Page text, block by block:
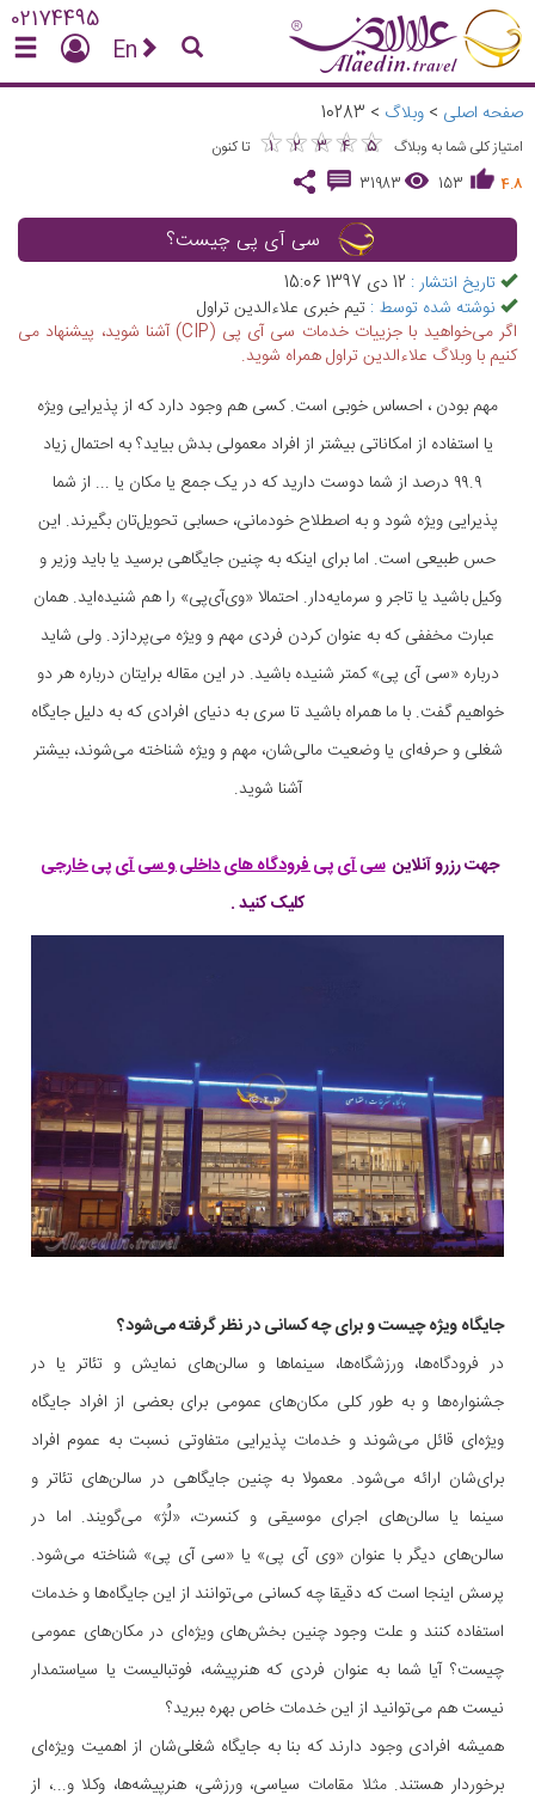
02174495
En
صفحه اصلی > وبلاگ >
10283
امتیاز کلی شما به وبلاگ ★
1 ★
2 ★
3 ★
4 ★
5
★★★★★
تا کنون
4.8
153
31983
سی آی پی چیست؟
تاریخ انتشار : 12 دی 1397 15:06
نوشته شده توسط : تیم خبری علاءالدین تراول
اگر می‌خواهید با جزییات خدمات سی آی پی (CIP) آشنا شوید، پیشنهاد می
کنیم با وبلاگ علاءالدین تراول همراه شوید.
مهم بودن ، احساس خوبی است. کسی هم وجود دارد که از پذیرایی ویژه
یا استفاده از امکاناتی بیشتر از افراد معمولی بدش بیاید؟ به احتمال زیاد
۹۹.۹ درصد از شما دوست دارید که در یک جمع یا مکان یا ... از شما
پذیرایی ویژه شود و به اصطلاح خودمانی، حسابی تحویل‌تان بگیرند. این
حس طبیعی است. اما برای اینکه به چنین جایگاهی برسید یا باید وزیر و
وکیل باشید یا تاجر و سرمایه‌دار. احتمالا «وی‌آی‌پی» را هم شنیده‌اید. همان
عبارت مخففی که به عنوان کردن فردی مهم و ویژه می‌پردازد. ولی شاید
درباره «سی آی پی» کمتر شنیده باشید. در این مقاله برایتان درباره هر دو
خواهیم گفت. با ما همراه باشید تا سری به دنیای افرادی که به دلیل جایگاه
شغلی و حرفه‌ای یا وضعیت مالی‌شان، مهم و ویژه شناخته می‌شوند، بیشتر
آشنا شوید.
جهت رزرو آنلاینسی آی پی فرودگاه های داخلی و سی آی پی خارجی
کلیک کنید .
جایگاه ویژه چیست و برای چه کسانی در نظر گرفته می‌شود؟
در فرودگاه‌ها، ورزشگاه‌ها، سینماها و سالن‌های نمایش و تئاتر یا در
جشنواره‌ها و به طور کلی مکان‌های عمومی برای بعضی از افراد جایگاه
ویژه‌ای قائل می‌شوند و خدمات پذیرایی متفاوتی نسبت به عموم افراد
برای‌شان ارائه می‌شود. معمولا به چنین جایگاهی در سالن‌های تئاتر و
سینما یا سالن‌های اجرای موسیقی و کنسرت، «لُژ» می‌گویند. اما در
سالن‌های دیگر با عنوان «وی آی پی» یا «سی آی پی» شناخته می‌شود.
پرسش اینجا است که دقیقا چه کسانی می‌توانند از این جایگاه‌ها و خدمات
استفاده کنند و علت وجود چنین بخش‌های ویژ‌ه‌ای در مکان‌های عمومی
چیست؟ آیا شما به عنوان فردی که هنرپیشه، فوتبالیست یا سیاستمدار
نیست هم می‌توانید از این خدمات خاص بهره ببرید؟
همیشه افرادی وجود دارند که بنا به جایگاه شغلی‌شان از اهمیت ویژه‌ای
برخوردار هستند. مثلا مقامات سیاسی، ورزشی، هنرپیشه‌ها، وکلا و...، از